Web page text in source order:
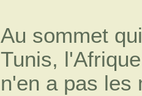
Au sommet
Tunis,
n'en a pas les